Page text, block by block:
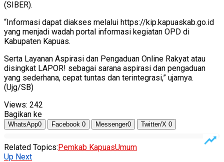
(SIBER).
“Informasi dapat diakses melalui https://kip.kapuaskab.go.id
yang menjadi wadah portal informasi kegiatan OPD di
Kabupaten Kapuas.
Serta Layanan Aspirasi dan Pengaduan Online Rakyat atau
disingkat LAPOR! sebagai sarana aspirasi dan pengaduan
yang sederhana, cepat tuntas dan terintegrasi,” ujarnya.
(Ujg/SB)
Views: 242
Bagikan ke
WhatsApp0 Facebook 0 Messenger0 Twitter/X 0
Related Topics:Pemkab KapuasUmum
Up Next